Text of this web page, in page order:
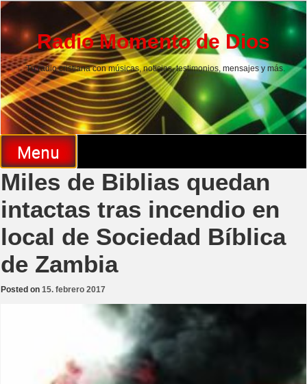
Skip
to
contentRadio Momento de Dios
Tu radio cristiana con músicas, noticias, testimonios, mensajes y más.
Menu
Miles de Biblias quedan
intactas tras incendio en
local de Sociedad Bíblica
de Zambia
Posted on 15. febrero 2017